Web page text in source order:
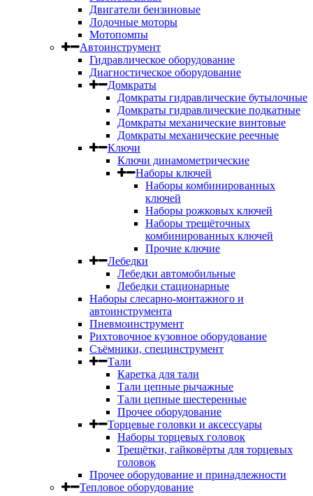
Двигатели бензиновые
Лодочные моторы
Мотопомпы
Автоинструмент
Гидравлическое оборудование
Диагностическое оборудование
Домкраты
Домкраты гидравлические бутылочные
Домкраты гидравлические подкатные
Домкраты механические винтовые
Домкраты механические реечные
Ключи
Ключи динамометрические
Наборы ключей
Наборы комбинированных
ключей
Наборы рожковых ключей
Наборы трещёточных
комбинированных ключей
Прочие ключие
Лебедки
Лебедки автомобильные
Лебедки стационарные
Наборы слесарно-монтажного и
автоинструмента
Пневмоинструмент
Рихтовочное кузовное оборудование
Съёмники, специнструмент
Тали
Каретка для тали
Тали цепные рычажные
Тали цепные шестеренные
Прочее оборудование
Торцевые головки и аксессуары
Наборы торцевых головок
Трещётки, гайковёрты для торцевых
головок
Прочее оборудование и принадлежности
Тепловое оборудование